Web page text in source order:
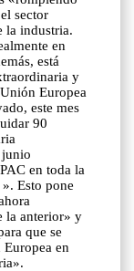
sector
la industria.
en
está
y
Europea
este mes
90
en toda la
Esto pone
la anterior» y
que se
en